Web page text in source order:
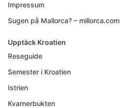
Impressum
Sugen på Mallorca? – millorca.com
Upptäck Kroatien
Reseguide
Semester i Kroatien
Istrien
Kvarnerbukten